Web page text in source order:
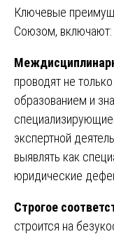
Ключевые
Союзом, включают:
проводят не
образованием и
экспертной
выявлять как
юридические
Строгое
строится на